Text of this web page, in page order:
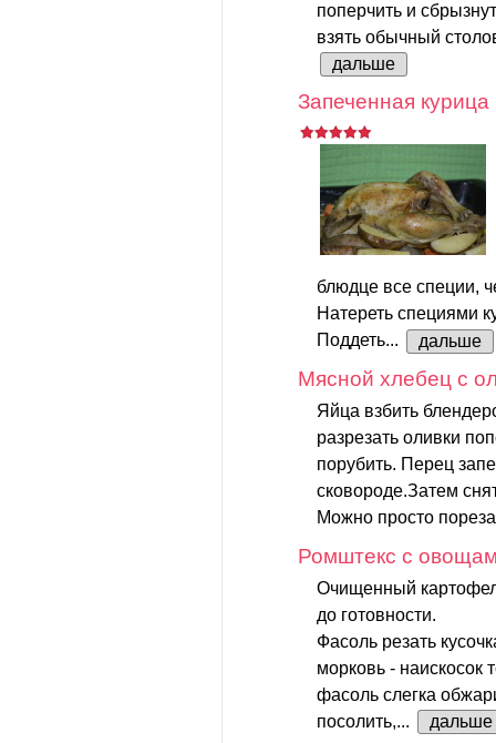
поперчить и
взять обычный
дальше
Запеченная
блюдце все специи,
Натереть специями
Поддеть...
дальше
Мясной хлебец с
Яйца взбить
разрезать оливки
порубить. Перец
сковороде.Затем
Можно просто
Ромштекс с
Очищенный
до готовности.
Фасоль резать
морковь - наискосок
фасоль слегка
посолить,...
дальше